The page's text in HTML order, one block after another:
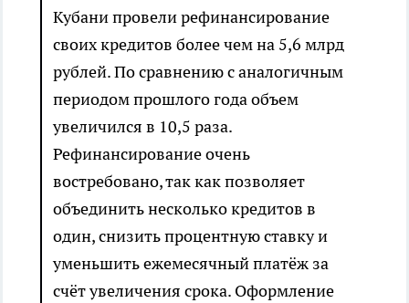
Кубани провели рефинансирование
своих кредитов более чем на 5,6 млрд
рублей. По сравнению с аналогичным
периодом прошлого года объем
увеличился в 10,5 раза.
Рефинансирование очень
востребовано, так как позволяет
объединить несколько кредитов в
один, снизить процентную ставку и
уменьшить ежемесячный платёж за
счёт увеличения срока. Оформление